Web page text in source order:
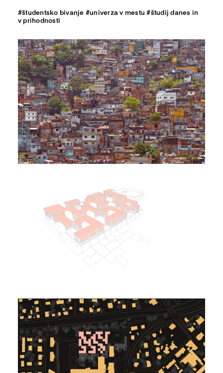
#študentsko bivanje #univerza v mestu #študij danes in
v prihodnosti